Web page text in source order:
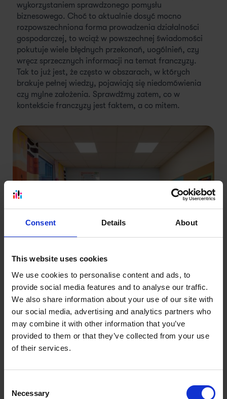
Consent Details About
This website uses cookies
We use cookies to personalise content and ads, to
provide social media features and to analyse our traffic.
We also share information about your use of our site with
our social media, advertising and analytics partners who
may combine it with other information that you’ve
provided to them or that they’ve collected from your use
of their services.
Selection
Necessary
wykorzystaniem sprawdzonego pomysłu
biznesowego. Choć to aktualnie dosyć mocno
rozpowszechniona forma prowadzenia działalności
gospodarczej, to wciąż w powszechnej świadomości
pokutuje wiele błędnych przekonań, uogólnień, czy
wręcz sprzecznych informacji na temat franczyzy.
Tak to już jest, że często w obszarach, w których
brakuje pełnej wiedzy, pojawiają się niedomówienia
czy mylne założenia. Sprawdźmy zatem, co w
kontekście franczyzy jest faktem, a co mitem.
Przeczytaj w 4 minuty 19.01.24
Szkoła językowa w systemie
franczyzowym krok po kroku
Własna szkoła językowa to marzenie wielu
przedsiębiorczych lektorów języka angielskiego. Dziś,
niż kiedykolwiek można zrealizować ten cel, dając
W tym wpisie odpowiemy na najczęściej pojawiające